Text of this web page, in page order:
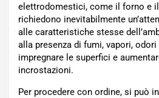
elettrodomestici, come il forno e
richiedono inevitabilmente
alle caratteristiche stesse
alla presenza di fumi, vapori,
impregnare le superfici e
incrostazioni.
Per procedere con ordine, si può